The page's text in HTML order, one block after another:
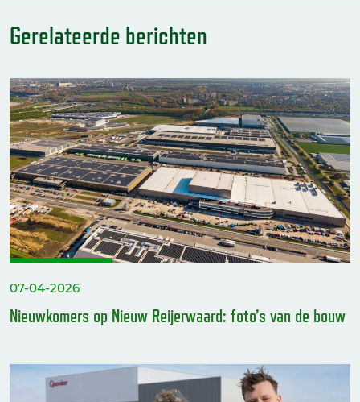
Gerelateerde berichten
07-04-2026
Nieuwkomers op Nieuw Reijerwaard: foto’s van de bouw